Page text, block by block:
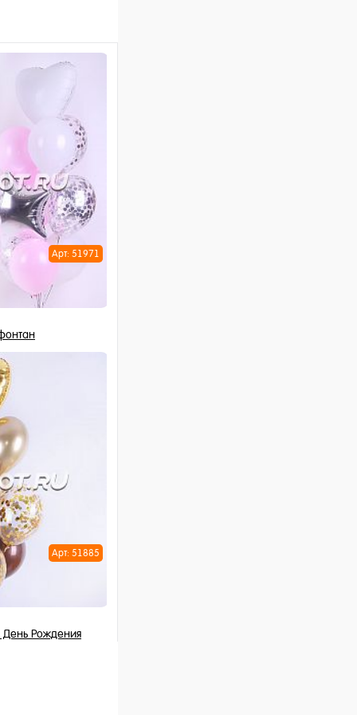
Арт: 51971
Арт: 51885
Рождения